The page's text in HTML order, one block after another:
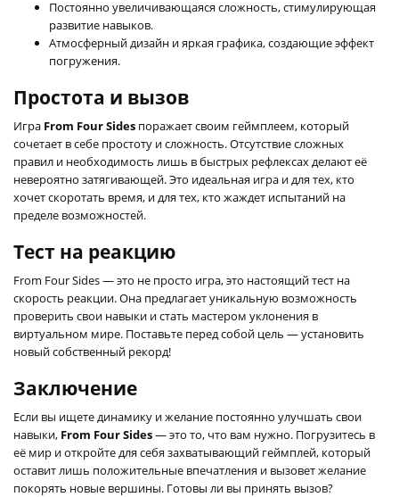
Постоянно увеличивающаяся сложность, стимулирующая
развитие навыков.
Атмосферный дизайн и яркая графика, создающие эффект
погружения.
Простота и вызов
Игра From Four Sides поражает своим геймплеем, который
сочетает в себе простоту и сложность. Отсутствие сложных
правил и необходимость лишь в быстрых рефлексах делают её
невероятно затягивающей. Это идеальная игра и для тех, кто
хочет скоротать время, и для тех, кто жаждет испытаний на
пределе возможностей.
Тест на реакцию
From Four Sides — это не просто игра, это настоящий тест на
скорость реакции. Она предлагает уникальную возможность
проверить свои навыки и стать мастером уклонения в
виртуальном мире. Поставьте перед собой цель — установить
новый собственный рекорд!
Заключение
Если вы ищете динамику и желание постоянно улучшать свои
навыки, From Four Sides— это то, что вам нужно. Погрузитесь в
её мир и откройте для себя захватывающий геймплей, который
оставит лишь положительные впечатления и вызовет желание
покорять новые вершины. Готовы ли вы принять вызов?